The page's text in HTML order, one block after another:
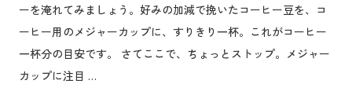
ーを淹れてみましょう。好みの加減で挽いたコーヒー豆を、コ
ーヒー用のメジャーカップに、すりきり一杯。これがコーヒー
一杯分の目安です。 さてここで、ちょっとストップ。メジャー
カップに注目 …